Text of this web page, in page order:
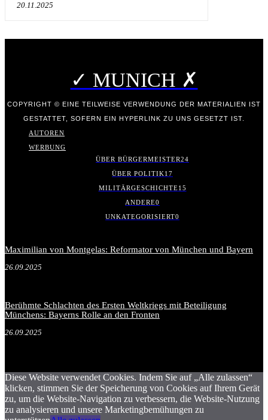
20.11.2025
✓ MUNICH ✗
COPYRIGHT © EINE TEILWEISE VERWENDUNG DER MATERIALIEN IST
GESTATTET, SOFERN EIN HYPERLINK ZU UNS GESETZT IST.
AUTOREN
WERBUNG
ÜBER BÜRGERMEISTER24
ÜBER POLITIK17
MILITÄRGESCHICHTE15
ANDERE0
UNKATEGORISIERT0
Maximilian von Montgelas: Reformator von München und Bayern
26.09.2025
Berühmte Schlachten des Ersten Weltkriegs mit Beteiligung
Münchens: Bayerns Rolle an den Fronten
26.09.2025
Diese Website verwendet Cookies. Indem Sie auf „Alle zulassen“
klicken, stimmen Sie der Speicherung von Cookies auf Ihrem Gerät
zu, um die Website-Navigation zu verbessern, die Website-Nutzung
zu analysieren und unsere Marketingbemühungen zu